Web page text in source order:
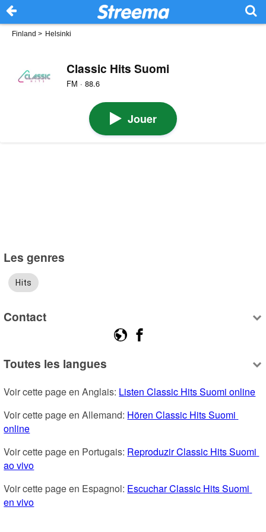
Finland > Helsinki
Classic Hits Suomi
FM · 88.6
Jouer
Les genres
Hits
Contact
Toutes les langues
Voir cette page en Anglais: Listen Classic Hits Suomi online
Voir cette page en Allemand: Hören Classic Hits Suomi
online
Voir cette page en Portugais: Reproduzir Classic Hits Suomi
ao vivo
Voir cette page en Espagnol: Escuchar Classic Hits Suomi
en vivo